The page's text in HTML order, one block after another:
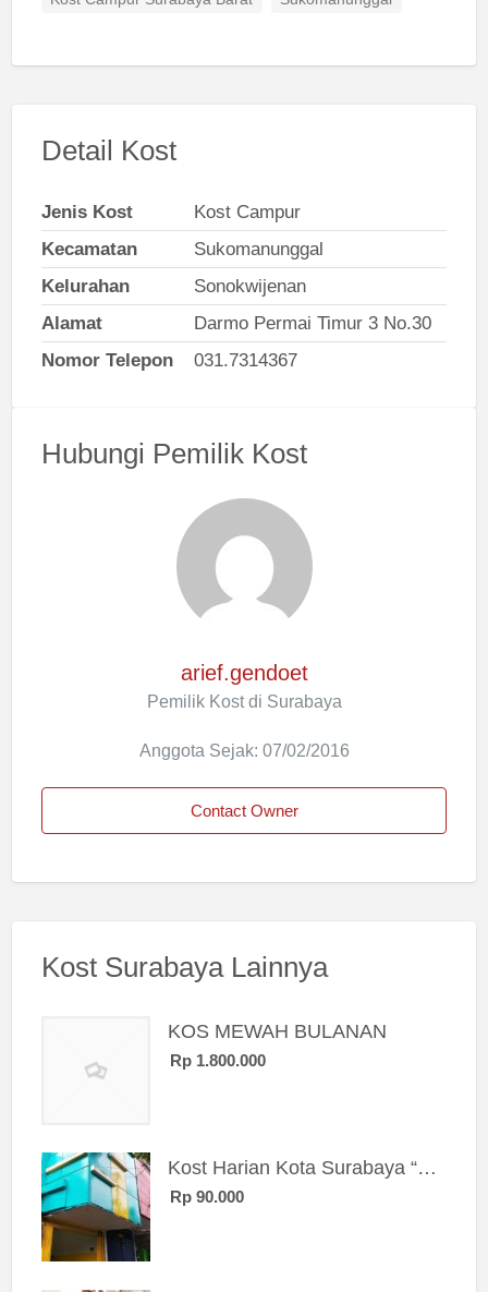
Detail Kost
Jenis Kost
Kost Campur
Kecamatan
Sukomanunggal
Kelurahan
Sonokwijenan
Alamat
Darmo Permai Timur 3 No.30
Nomor Telepon
031.7314367
Hubungi Pemilik Kost
arief.gendoet
Pemilik Kost di Surabaya
Anggota Sejak: 07/02/2016
Contact Owner
Kost Surabaya Lainnya
KOS MEWAH BULANAN
Rp 1.800.000
Kost Harian Kota Surabaya “Sierra Kost”
Rp 90.000